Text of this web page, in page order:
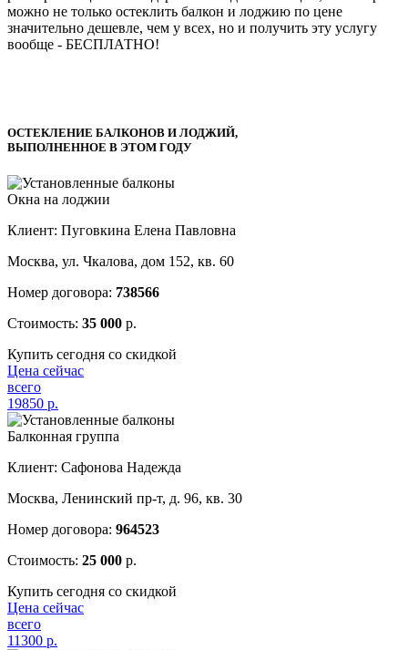
можно не только остеклить балкон и лоджию по цене
значительно дешевле, чем у всех, но и получить эту услугу
вообще - БЕСПЛАТНО!
ОСТЕКЛЕНИЕ БАЛКОНОВ И ЛОДЖИЙ,
ВЫПОЛНЕННОЕ В ЭТОМ ГОДУ
Окна на лоджии
Клиент: Пуговкина Елена Павловна
Москва, ул. Чкалова, дом 152, кв. 60
Номер договора: 738566
Стоимость: 35 000 р.
Купить сегодня со скидкой
Цена сейчас
всего
19850 р.
Балконная группа
Клиент: Сафонова Надежда
Москва, Ленинский пр-т, д. 96, кв. 30
Номер договора: 964523
Стоимость: 25 000 р.
Купить сегодня со скидкой
Цена сейчас
всего
11300 р.